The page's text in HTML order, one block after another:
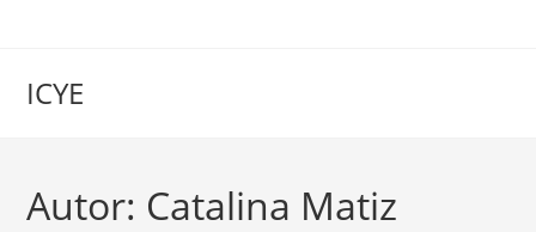
ICYE
Autor: Catalina Matiz